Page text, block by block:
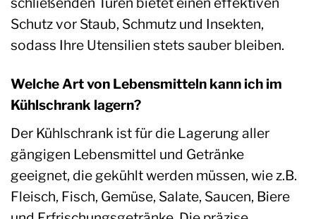
Schutz vor Staub, Schmutz und Insekten,
sodass Ihre Utensilien stets sauber bleiben.
Welche Art von Lebensmitteln kann ich im
Kühlschrank lagern?
Der Kühlschrank ist für die Lagerung aller
gängigen Lebensmittel und Getränke
geeignet, die gekühlt werden müssen, wie z.B.
Fleisch, Fisch, Gemüse, Salate, Saucen, Biere